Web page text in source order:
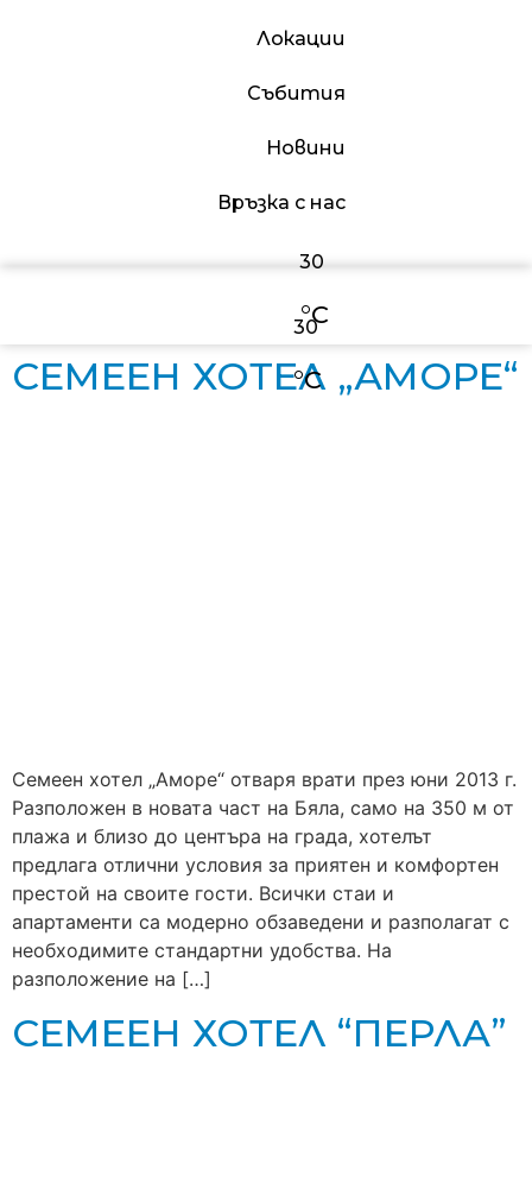
Локации
Събития
Новини
Връзка с нас
30
°C
30
°C
СЕМЕЕН ХОТЕЛ „АМОРЕ“
Семеен хотел „Аморе“ отваря врати през юни 2013 г.
Разположен в новата част на Бяла, само на 350 м от
плажа и близо до центъра на града, хотелът
предлага отлични условия за приятен и комфортен
престой на своите гости. Всички стаи и
апартаменти са модерно обзаведени и разполагат с
необходимите стандартни удобства. На
разположение на […]
СЕМЕЕН ХОТЕЛ “ПЕРЛА”